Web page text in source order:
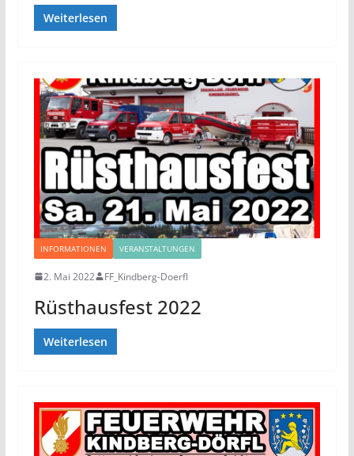
Weiterlesen
INFORMATIONEN VERANSTALTUNGEN
2. Mai 2022 FF_Kindberg-Doerfl
Rüsthausfest 2022
Weiterlesen